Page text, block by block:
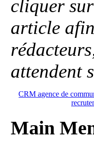
cliquer
article
attendent
CRM agence de
Main